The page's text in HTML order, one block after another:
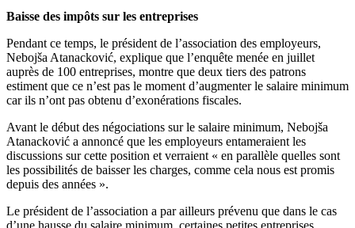
Baisse des impôts sur les entreprises
Pendant ce temps, le président de l’association des employeurs,
Nebojša Atanacković, explique que l’enquête menée en juillet
auprès de 100 entreprises, montre que deux tiers des patrons
estiment que ce n’est pas le moment d’augmenter le salaire minimum
car ils n’ont pas obtenu d’exonérations fiscales.
Avant le début des négociations sur le salaire minimum, Nebojša
Atanacković a annoncé que les employeurs entameraient les
discussions sur cette position et verraient « en parallèle quelles sont
les possibilités de baisser les charges, comme cela nous est promis
depuis des années ».
Le président de l’association a par ailleurs prévenu que dans le cas